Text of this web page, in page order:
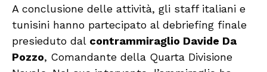
A conclusione delle attività, gli staff italiani e
tunisini hanno partecipato al debriefing finale
presieduto dal contrammiraglio Davide Da
Pozzo, Comandante della Quarta Divisione